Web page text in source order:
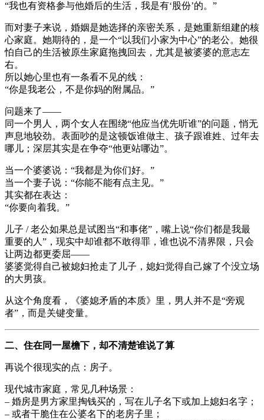
“我也有资格参与他婚后的生活，我是有‘股份’的。”
而对妻子来说，婚姻是她选择的亲密关系，是她重新组建的核
心家庭。她期待的，是一个“以我们小家为中心”的老公。她很
怕自己的生活被原生家庭拖拽回去，尤其是被婆婆的意志左
右。
所以她心里也有一条看不见的线：
“你是我老公，不是你妈的附属品。”
问题来了——
同一个男人，两个女人在围绕“他应当优先听谁”的问题，悄无
声息地较劲。表面吵的是这顿饭谁做主、孩子跟谁姓、过年去
哪儿；深层其实是在争夺“他更站哪边”。
当一个婆婆说：“我都是为你们好。”
当一个妻子说：“你能不能有点主见。”
其实都在表达：
“你要向着我。”
儿子 / 老公如果总是试图当“和事佬”，嘴上说“你们都是我最
重要的人”，现实中却谁都不敢得罪，谁也说不清界限，只会
让两边都更委屈——
婆婆觉得自己被媳妇抢走了儿子，媳妇觉得自己嫁了个没立场
的大男孩。
从这个角度看，《婆媳矛盾的本质》里，男人并不是“旁观
者”，而是关键变量。
二、住在同一屋檐下，却不清楚谁说了算
再说个很现实的点：房子。
现代城市家庭，常见几种场景：
– 婚房是男方家里掏钱买的，写在儿子名下或加上媳妇名字；
– 或者干脆住在公婆名下的老房子里；